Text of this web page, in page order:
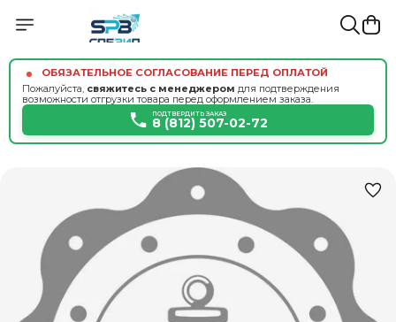
ОБЯЗАТЕЛЬНОЕ СОГЛАСОВАНИЕ ПЕРЕД ОПЛАТОЙ
Пожалуйста, свяжитесь с менеджером для подтверждения
возможности отгрузки товара перед оформлением заказа.
ПОДТВЕРДИТЬ ЗАКАЗ
8 (812) 507-02-72